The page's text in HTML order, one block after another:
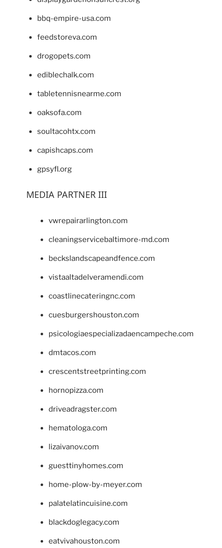
bbq-empire-usa.com
feedstoreva.com
drogopets.com
ediblechalk.com
tabletennisnearme.com
oaksofa.com
soultacohtx.com
capishcaps.com
gpsyfl.org
MEDIA PARTNER III
vwrepairarlington.com
cleaningservicebaltimore-md.com
beckslandscapeandfence.com
vistaaltadelveramendi.com
coastlinecateringnc.com
cuesburgershouston.com
psicologiaespecializadaencampeche.com
dmtacos.com
crescentstreetprinting.com
hornopizza.com
driveadragster.com
hematologa.com
lizaivanov.com
guesttinyhomes.com
home-plow-by-meyer.com
palatelatincuisine.com
blackdoglegacy.com
eatvivahouston.com